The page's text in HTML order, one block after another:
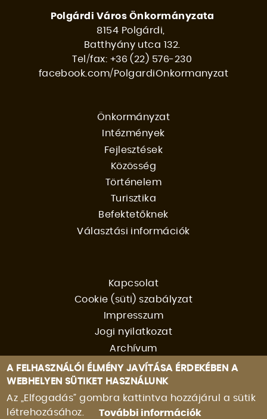
Polgárdi Város Önkormányzata
8154 Polgárdi,
Batthyány utca 132.
Tel/fax: +36 (22) 576-230
facebook.com/PolgardiOnkormanyzat
Önkormányzat
Intézmények
Fejlesztések
Közösség
Történelem
Turisztika
Befektetőknek
Választási információk
Kapcsolat
Cookie (süti) szabályzat
Impresszum
Jogi nyilatkozat
Archívum
A FELHASZNÁLÓI ÉLMÉNY JAVÍTÁSA ÉRDEKÉBEN A
WEBHELYEN SÜTIKET HASZNÁLUNK
Az „Elfogadás” gombra kattintva hozzájárul a sütik
létrehozásához.
További információk